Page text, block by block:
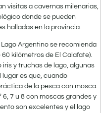
visitas a cavernas milenarias,
donde se pueden
halladas en la provincia.
Argentino se recomienda
kilómetros de El Calafate).
y truchas de lago, algunas
es que, cuando
de la pesca con mosca.
7 u 8 con moscas grandes y
son excelentes y el lago